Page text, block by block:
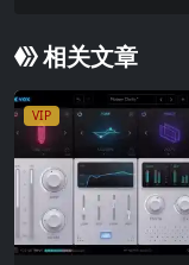
相关文章
VIP